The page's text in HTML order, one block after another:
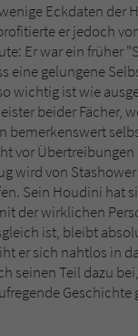
Eckdaten der
er jedoch
Er war ein früher
eine gelungene
wichtig ist wie
beider Fächer,
bemerkenswert
vor Übertreibungen
wird von
Sein Houdini hat
der wirklichen
ist, bleibt
er sich nahtlos in
seinen Teil dazu
Geschichte